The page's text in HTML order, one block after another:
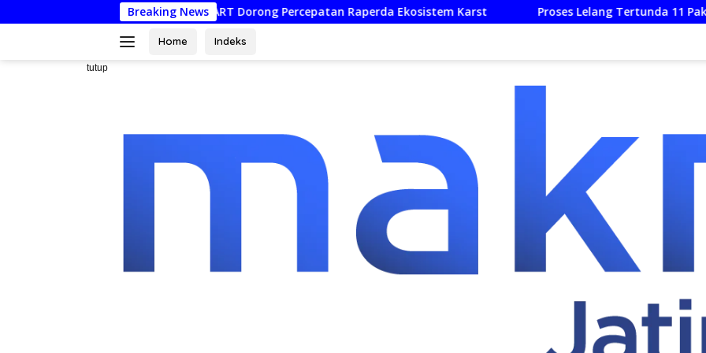
ke
Breaking News
Hukum ART Dorong Percepatan Raperda Ekosistem Karst Proses Lelang Tertunda 11 Paket Pekerjaan Fisik
Home Indeks
tutup